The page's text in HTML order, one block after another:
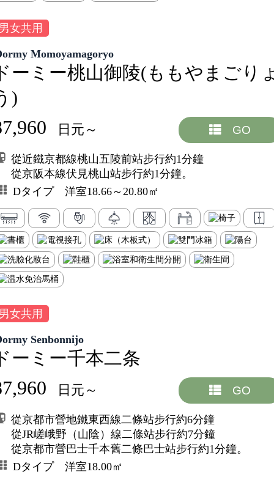
女共用
Momoyamagoryo
ーミー桃山御陵(ももやまごり
)
日元～ GO
從近鐵京都線桃山五陵前站步行約1分鐘
從京阪本線伏見桃山站步行約1分鐘。
Dタイプ 洋室18.66～20.80㎡
女共用
Senbonnijo
ーミー千本二条
日元～ GO
從京都市營地鐵東西線二條站步行約6分鐘
從JR嵯峨野（山陰）線二條站步行約7分鐘
從京都市營巴士千本舊二條巴士站步行約1分鐘。
Dタイプ 洋室18.00㎡